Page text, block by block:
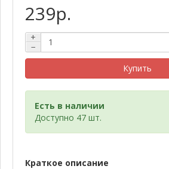
239р.
+
−
Купить
Есть в наличии
Доступно 47 шт.
Краткое описание